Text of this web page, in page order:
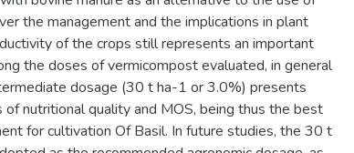
the management and the implications in plant
of the crops still represents an important
the doses of vermicompost evaluated, in general
dosage (30 t ha-1 or 3.0%) presents
nutritional quality and MOS, being thus the best
for cultivation Of Basil. In future studies, the 30 t